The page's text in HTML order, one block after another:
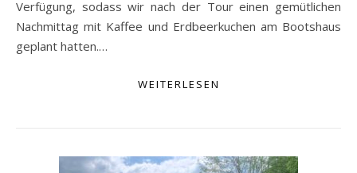
Verfügung, sodass wir nach der Tour einen gemütlichen
Nachmittag mit Kaffee und Erdbeerkuchen am Bootshaus
geplant hatten.…
WEITERLESEN